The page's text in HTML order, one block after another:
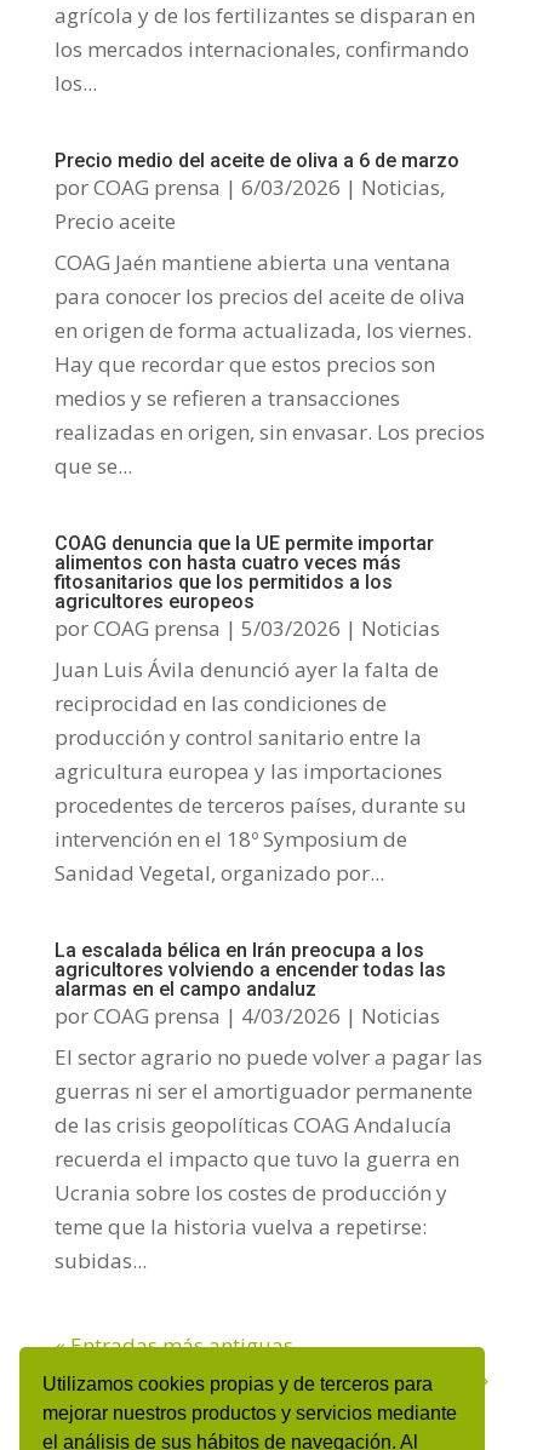
Utilizamos cookies propias y de terceros para
mejorar nuestros productos y servicios mediante
el análisis de sus hábitos de navegación. Al
agrícola y de los fertilizantes se disparan en
los mercados internacionales, confirmando
los...
Precio medio del aceite de oliva a 6 de marzo
porCOAG prensa | 6/03/2026 | Noticias,
Precio aceite
COAG Jaén mantiene abierta una ventana
para conocer los precios del aceite de oliva
en origen de forma actualizada, los viernes.
Hay que recordar que estos precios son
medios y se refieren a transacciones
realizadas en origen, sin envasar. Los precios
que se...
COAG denuncia que la UE permite importar
alimentos con hasta cuatro veces más
fitosanitarios que los permitidos a los
agricultores europeos
porCOAG prensa | 5/03/2026 | Noticias
Juan Luis Ávila denunció ayer la falta de
reciprocidad en las condiciones de
producción y control sanitario entre la
agricultura europea y las importaciones
procedentes de terceros países, durante su
intervención en el 18º Symposium de
Sanidad Vegetal, organizado por...
La escalada bélica en Irán preocupa a los
agricultores volviendo a encender todas las
alarmas en el campo andaluz
porCOAG prensa | 4/03/2026 | Noticias
El sector agrario no puede volver a pagar las
guerras ni ser el amortiguador permanente
de las crisis geopolíticas COAG Andalucía
recuerda el impacto que tuvo la guerra en
Ucrania sobre los costes de producción y
teme que la historia vuelva a repetirse:
subidas...
« Entradas más antiguas
Entradas siguientes »